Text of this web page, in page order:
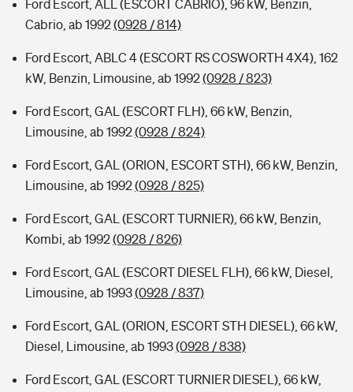
Ford Escort, ALL (ESCORT CABRIO), 96 kW, Benzin,
Cabrio, ab 1992(0928 / 814)
Ford Escort, ABLC 4 (ESCORT RS COSWORTH 4X4), 162
kW, Benzin, Limousine, ab 1992(0928 / 823)
Ford Escort, GAL (ESCORT FLH), 66 kW, Benzin,
Limousine, ab 1992(0928 / 824)
Ford Escort, GAL (ORION, ESCORT STH), 66 kW, Benzin,
Limousine, ab 1992(0928 / 825)
Ford Escort, GAL (ESCORT TURNIER), 66 kW, Benzin,
Kombi, ab 1992(0928 / 826)
Ford Escort, GAL (ESCORT DIESEL FLH), 66 kW, Diesel,
Limousine, ab 1993(0928 / 837)
Ford Escort, GAL (ORION, ESCORT STH DIESEL), 66 kW,
Diesel, Limousine, ab 1993(0928 / 838)
Ford Escort, GAL (ESCORT TURNIER DIESEL), 66 kW,